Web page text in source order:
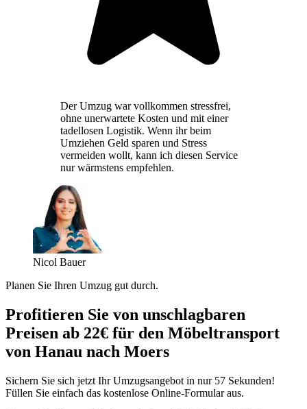
Der Umzug war vollkommen stressfrei,
ohne unerwartete Kosten und mit einer
tadellosen Logistik. Wenn ihr beim
Umziehen Geld sparen und Stress
vermeiden wollt, kann ich diesen Service
nur wärmstens empfehlen.
Nicol Bauer
Planen Sie Ihren Umzug gut durch.
Profitieren Sie von unschlagbaren
Preisen ab 22€ für den Möbeltransport
von Hanau nach Moers
Sichern Sie sich jetzt Ihr Umzugsangebot in nur 57 Sekunden!
Füllen Sie einfach das kostenlose Online-Formular aus.